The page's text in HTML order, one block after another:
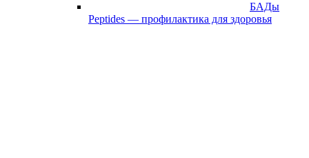
БАДы
Peptides — профилактика для здоровья